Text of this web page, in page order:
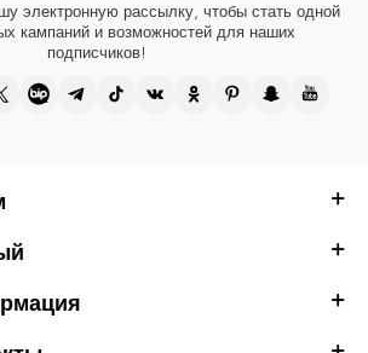
наш оптовый магазин женской одежды Kazee,
электронную рассылку, чтобы стать одной
кампаний и возможностей для наших
подписчиков!